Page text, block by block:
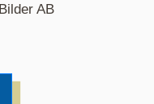
en ny flik.
AB